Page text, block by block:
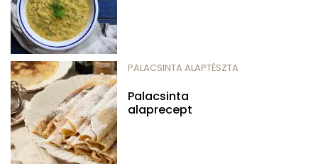
PALACSINTA ALAPTÉSZTA
Palacsinta
alaprecept